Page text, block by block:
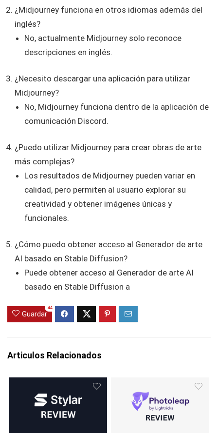
¿Midjourney funciona en otros idiomas además del
inglés?
No, actualmente Midjourney solo reconoce
descripciones en inglés.
¿Necesito descargar una aplicación para utilizar
Midjourney?
No, Midjourney funciona dentro de la aplicación de
comunicación Discord.
¿Puedo utilizar Midjourney para crear obras de arte
más complejas?
Los resultados de Midjourney pueden variar en
calidad, pero permiten al usuario explorar su
creatividad y obtener imágenes únicas y
funcionales.
¿Cómo puedo obtener acceso al Generador de arte
AI basado en Stable Diffusion?
Puede obtener acceso al Generador de arte AI
basado en Stable Diffusion a
Guardar
44
Articulos Relacionados